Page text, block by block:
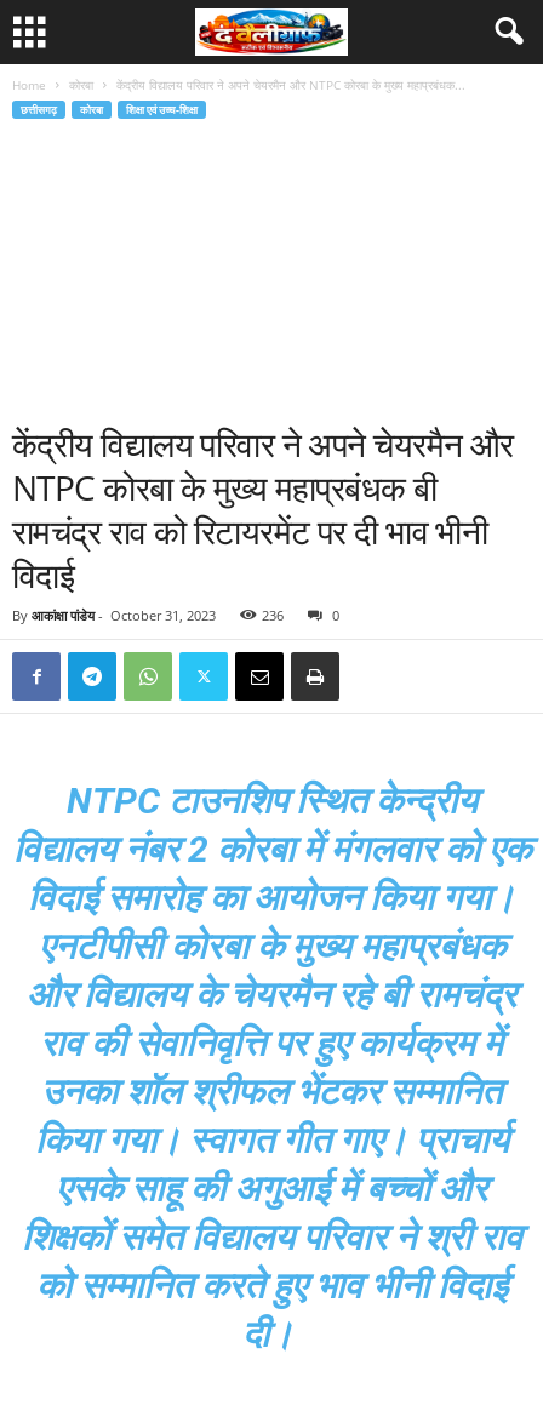
Home कोरबा केंद्रीय विद्यालय परिवार ने अपने चेयरमैन और NTPC कोरबा के मुख्य महाप्रबंधक...
छत्तीसगढ़ कोरबा शिक्षा एवं उच्च-शिक्षा
केंद्रीय विद्यालय परिवार ने अपने चेयरमैन और
NTPC कोरबा के मुख्य महाप्रबंधक बी
रामचंद्र राव को रिटायरमेंट पर दी भाव भीनी
विदाई
By आकांक्षा पांडेय- October 31, 2023 236 0
NTPC टाउनशिप स्थित केन्द्रीय
विद्यालय नंबर 2 कोरबा में मंगलवार को एक
विदाई समारोह का आयोजन किया गया।
एनटीपीसी कोरबा के मुख्य महाप्रबंधक
और विद्यालय के चेयरमैन रहे बी रामचंद्र
राव की सेवानिवृत्ति पर हुए कार्यक्रम में
उनका शॉल श्रीफल भेंटकर सम्मानित
किया गया। स्वागत गीत गाए। प्राचार्य
एसके साहू की अगुआई में बच्चों और
शिक्षकों समेत विद्यालय परिवार ने श्री राव
को सम्मानित करते हुए भाव भीनी विदाई
दी।